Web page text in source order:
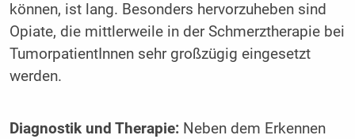
können, ist lang. Besonders hervorzuheben sind
Opiate, die mittlerweile in der Schmerztherapie bei
TumorpatientInnen sehr großzügig eingesetzt
werden.
Diagnostik und Therapie:Neben dem Erkennen